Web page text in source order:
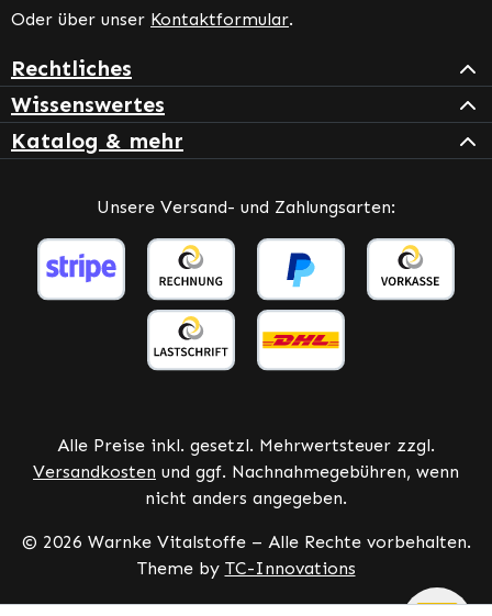
Oder über unser Kontaktformular.
Rechtliches
Wissenswertes
Katalog & mehr
Unsere Versand- und Zahlungsarten:
Alle Preise inkl. gesetzl. Mehrwertsteuer zzgl.
Versandkosten und ggf. Nachnahmegebühren, wenn
nicht anders angegeben.
© 2026 Warnke Vitalstoffe – Alle Rechte vorbehalten.
Theme by TC-Innovations